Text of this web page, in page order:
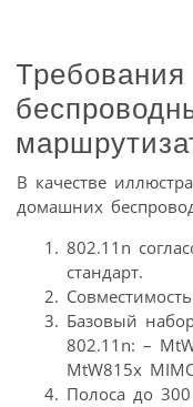
В качестве
домашних
802.11n
стандарт.
Базовый
802.11n: –
MtW815x
Полоса до